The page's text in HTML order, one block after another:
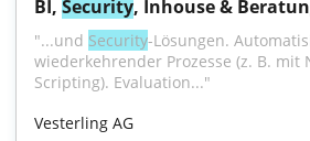
BI, Security, Inhouse &
"...und Security-Lösungen.
wiederkehrender Prozesse (z. B. mit
Scripting). Evaluation..."
Vesterling AG